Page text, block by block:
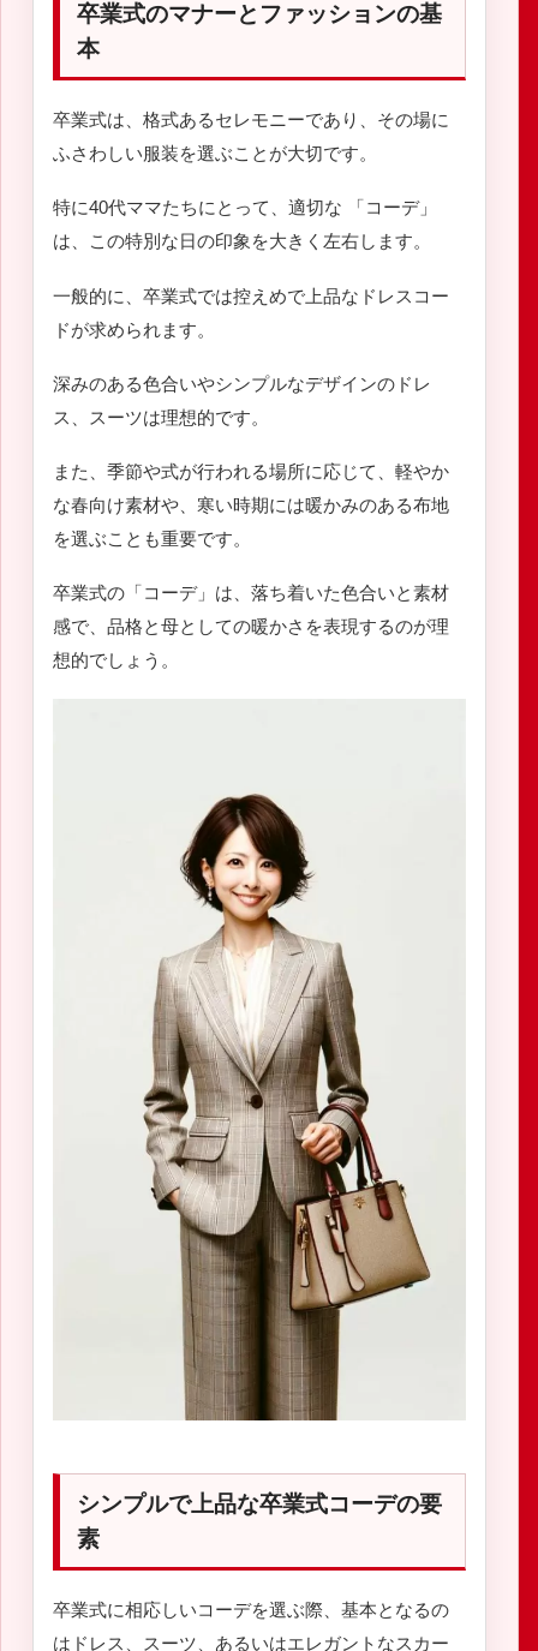
卒業式のマナーとファッションの基
本
卒業式は、格式あるセレモニーであり、その場に
ふさわしい服装を選ぶことが大切です。
特に40代ママたちにとって、適切な 「コーデ」
は、この特別な日の印象を大きく左右します。
一般的に、卒業式では控えめで上品なドレスコー
ドが求められます。
深みのある色合いやシンプルなデザインのドレ
ス、スーツは理想的です。
また、季節や式が行われる場所に応じて、軽やか
な春向け素材や、寒い時期には暖かみのある布地
を選ぶことも重要です。
卒業式の「コーデ」は、落ち着いた色合いと素材
感で、品格と母としての暖かさを表現するのが理
想的でしょう。
シンプルで上品な卒業式コーデの要
素
卒業式に相応しいコーデを選ぶ際、基本となるの
はドレス、スーツ、あるいはエレガントなスカー